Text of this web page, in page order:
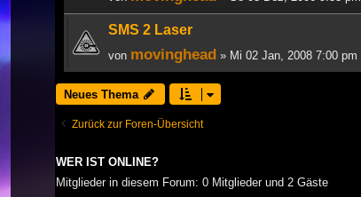
SMS 2 Laser
von movinghead » Mi 02 Jan, 2008 7:00 pm
Neues Thema
Zurück zur Foren-Übersicht
WER IST ONLINE?
Mitglieder in diesem Forum: 0 Mitglieder und 2 Gäste